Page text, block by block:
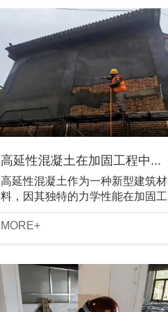
高延性混凝土在加固工程中...
高延性混凝土作为一种新型建筑材
料，因其独特的力学性能在加固工
程中得到了广泛应用。随着城市化
进程的加快，既有建筑物的加固改
MORE+